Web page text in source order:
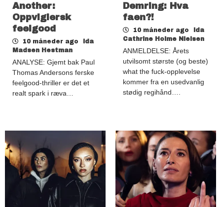
Another:
Oppviglersk
feelgood
10 måneder ago
Ida
Madsen Hestman
ANALYSE: Gjemt bak Paul
Thomas Andersons ferske
feelgood-thriller er det et
realt spark i ræva…
Demring: Hva
faen?!
10 måneder ago
Ida
Cathrine Holme Nielsen
ANMELDELSE: Årets
utvilsomt største (og beste)
what the fuck-opplevelse
kommer fra en usedvanlig
stødig regihånd….